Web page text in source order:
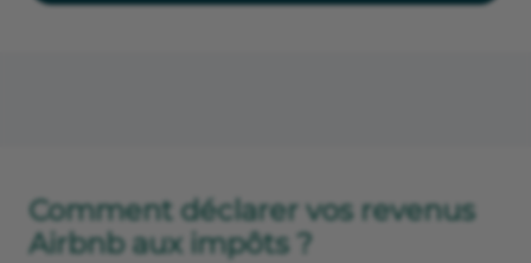
Comment déclarer vos revenus
Airbnb aux impôts ?